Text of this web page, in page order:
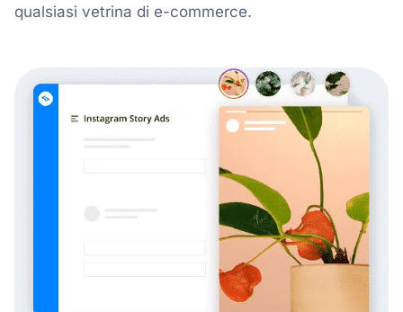
qualsiasi vetrina di e-commerce.